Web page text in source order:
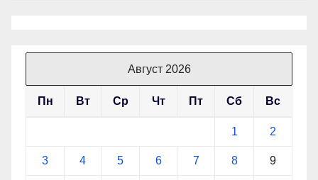
Август 2026
Пн Вт Ср Чт Пт Сб Вс
1 2
3 4 5 6 7 8 9